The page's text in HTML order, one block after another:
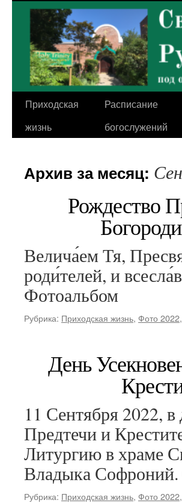
содержимому
Приходская
жизнь
Расписание
богослужений
Архив за месяц:
Рождество
Велича́ем Тя,
роди́телей, и
Фотоальбом
Рубрика: Приходская жизнь, Фото 2022,
День
11 Сентября 2022,
Предтечи и
Литургию в храме
Владыка
Рубрика: Приходская жизнь, Фото 2022,